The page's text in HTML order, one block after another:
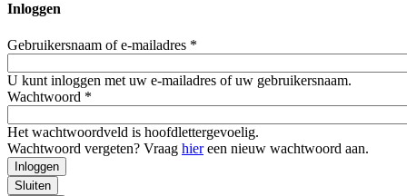
Inloggen
Gebruikersnaam of e-mailadres *
U kunt inloggen met uw e-mailadres of uw gebruikersnaam.
Wachtwoord *
Het wachtwoordveld is hoofdlettergevoelig.
Wachtwoord vergeten? Vraag hiereen nieuw wachtwoord aan.
Inloggen
Sluiten